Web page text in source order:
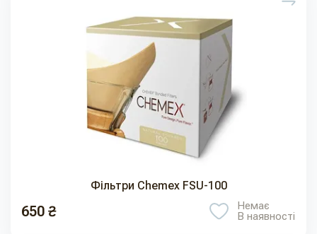
Фільтри Chemex FSU-100
650 ₴
Немає
В наявності